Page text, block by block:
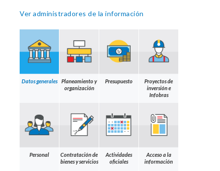
Ver administradores de la información
Datos generales
Planeamiento y
organización
Presupuesto
Proyectos de
inversión e
Infobras
Personal
Contratación de
bienes y servicios
Actividades
oficiales
Acceso a la
información